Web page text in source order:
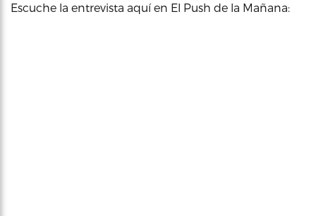
Escuche la entrevista aquí en El Push de la Mañana: